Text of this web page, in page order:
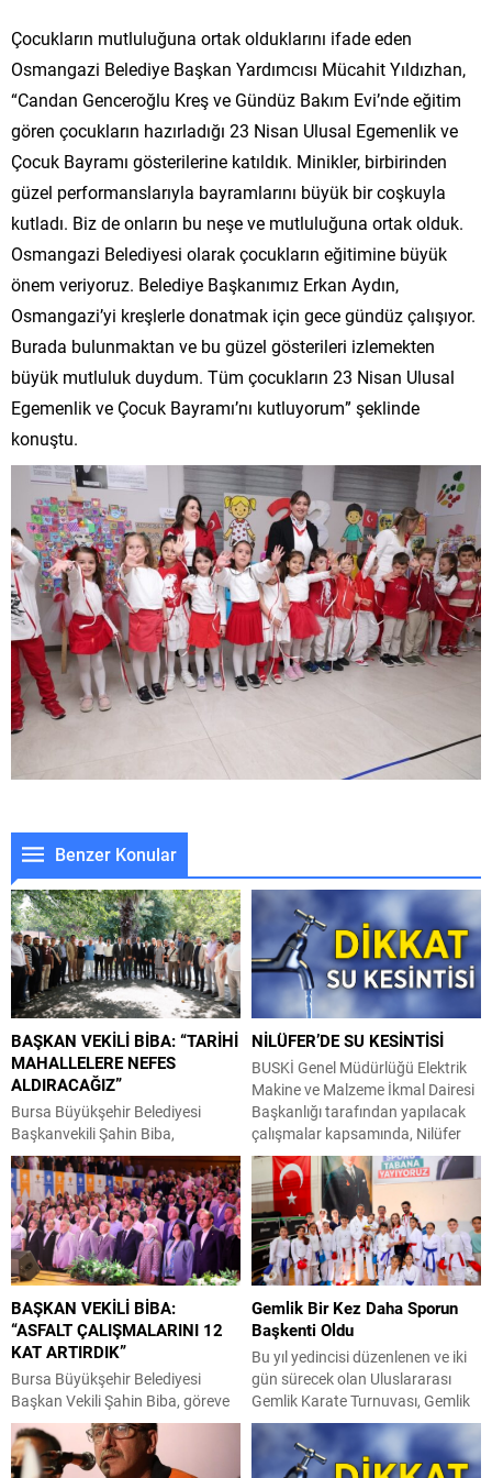
Çocukların mutluluğuna ortak olduklarını ifade eden
Osmangazi Belediye Başkan Yardımcısı Mücahit Yıldızhan,
“Candan Genceroğlu Kreş ve Gündüz Bakım Evi’nde eğitim
gören çocukların hazırladığı 23 Nisan Ulusal Egemenlik ve
Çocuk Bayramı gösterilerine katıldık. Minikler, birbirinden
güzel performanslarıyla bayramlarını büyük bir coşkuyla
kutladı. Biz de onların bu neşe ve mutluluğuna ortak olduk.
Osmangazi Belediyesi olarak çocukların eğitimine büyük
önem veriyoruz. Belediye Başkanımız Erkan Aydın,
Osmangazi’yi kreşlerle donatmak için gece gündüz çalışıyor.
Burada bulunmaktan ve bu güzel gösterileri izlemekten
büyük mutluluk duydum. Tüm çocukların 23 Nisan Ulusal
Egemenlik ve Çocuk Bayramı’nı kutluyorum” şeklinde
konuştu.
Benzer Konular
BAŞKAN VEKİLİ BİBA: “TARİHİ
MAHALLELERE NEFES
ALDIRACAĞIZ”
Bursa Büyükşehir Belediyesi
Başkanvekili Şahin Biba,
Osmangazi ilçesine bağlı 15
mahallenin muhtarları ve
sakinleriyle bir araya geldiği
toplantıda ‘Bursa’nın kalbi’ olarak
nitelendirdiği tarihi bölgelere
nefes aldıracak projeler
planladıklarını söyledi. Büyükşehir
Belediyesi Başkan Vekili Şahin
Biba, Osmangazi ilçesine bağlı
Pınarbaşı, Aktarhüssam, Kavaklı,
Yahşibey, İvazpaşa, Alacahırka,
Mollafenari, Alaattin, Alipaşa,
Maksem, Tahtakale, Dikkaldırım,...
NİLÜFER’DE SU KESİNTİSİ
BUSKİ Genel Müdürlüğü Elektrik
Makine ve Malzeme İkmal Dairesi
Başkanlığı tarafından yapılacak
çalışmalar kapsamında, Nilüfer
İlçesi Demirci Mahallesi; Koşuyolu
Caddesi güneyi, Direnç Sokak
kuzeyi, Eylül Sokak batısı
arasında kalan bölge ve civarında
05 Ağustos 2026 tarihinde 09:00
– 18:00 saatleri arasında su
kesintisi yapılacaktır. BUSKİ Genel
Müdürlüğü İçme Suyu Dairesi...
BAŞKAN VEKİLİ BİBA:
“ASFALT ÇALIŞMALARINI 12
KAT ARTIRDIK”
Bursa Büyükşehir Belediyesi
Başkan Vekili Şahin Biba, göreve
geldiği 10 Nisan’dan bugüne
kadar geçen dönemi işaret ederek
“AK Parti belediyeciliğine yakışır
Gemlik Bir Kez Daha Sporun
Başkenti Oldu
Bu yıl yedincisi düzenlenen ve iki
gün sürecek olan Uluslararası
Gemlik Karate Turnuvası, Gemlik
Atatürk Stadı’nda büyük bir
coşkuyla başladı. Açılış
seremonisiyle başlayan dev